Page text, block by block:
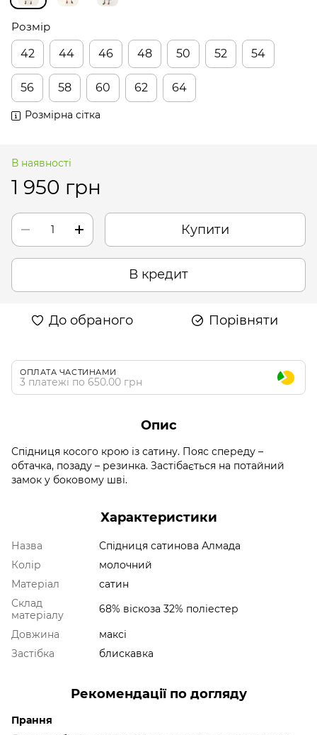
Розмір
42
44 46 48 50 52 54
56 58 60 62 64
Розмірна сітка
В наявності
1 950 грн
Купити
В кредит
До обраного Порівняти
ОПЛАТА ЧАСТИНАМИ
3 платежі по 650.00 грн
Опис
Спідниця косого крою із сатину. Пояс спереду –
обтачка, позаду – резинка. Застібається на потайний
замок у боковому шві.
Характеристики
Назва
Спідниця сатинова Алмада
Колір
молочний
Матеріал
сатин
Склад
матеріалу
68% віскоза 32% поліестер
Довжина
максі
Застібка
блискавка
Рекомендації по догляду
Прання